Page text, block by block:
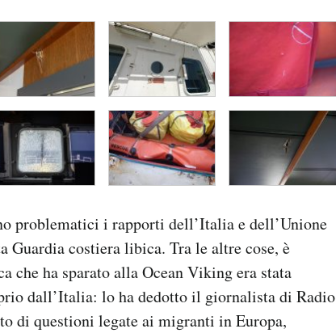
problematici i rapporti dell’Italia e dell’Unione
Guardia costiera libica. Tra le altre cose, è
che ha sparato alla Ocean Viking era stata
dall’Italia: lo ha dedotto il giornalista di Radio
di questioni legate ai migranti in Europa,